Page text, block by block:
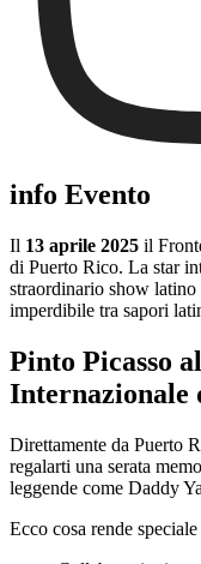
info Evento
Il 13 aprile 2025 il
di Puerto Rico. La star
straordinario show
imperdibile tra sapori
Pinto Picasso
Internazionale
Direttamente da Puerto
regalarti una serata
leggende come Daddy
Ecco cosa rende